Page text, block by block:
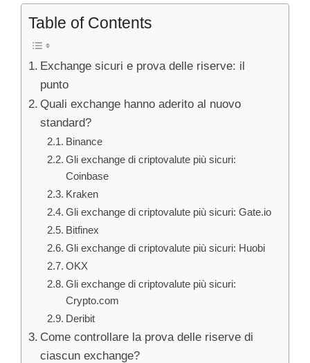
Table of Contents
Exchange sicuri e prova delle riserve: il
punto
Quali exchange hanno aderito al nuovo
standard?
Binance
Gli exchange di criptovalute più sicuri:
Coinbase
Kraken
Gli exchange di criptovalute più sicuri: Gate.io
Bitfinex
Gli exchange di criptovalute più sicuri: Huobi
OKX
Gli exchange di criptovalute più sicuri:
Crypto.com
Deribit
Come controllare la prova delle riserve di
ciascun exchange?